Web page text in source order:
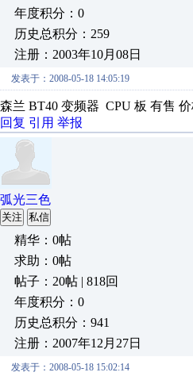
年度积分：0
历史总积分：259
注册：2003年10月08日
发表于：2008-05-18 14:05:19
森兰 BT40 变频器 CPU 板 有售 价
回复 引用 举报
弧光三色
关注 私信
精华：0帖
求助：0帖
帖子：20帖 | 818回
年度积分：0
历史总积分：941
注册：2007年12月27日
发表于：2008-05-18 15:02:14